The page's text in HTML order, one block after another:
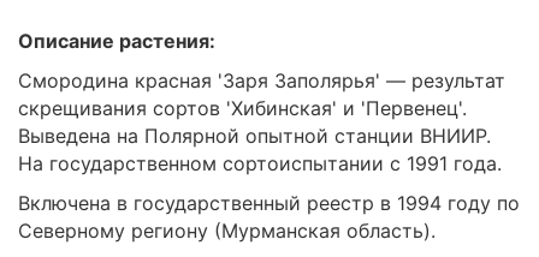
Описание растения:
Смородина красная 'Заря Заполярья' — результат
скрещивания сортов 'Хибинская' и 'Первенец'.
Выведена на Полярной опытной станции ВНИИР.
На государственном сортоиспытании с 1991 года.
Включена в государственный реестр в 1994 году по
Северному региону (Мурманская область).